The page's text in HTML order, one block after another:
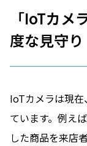
「IoTカメ
度な見守
IoTカメラは現
ています。例え
した商品を来店